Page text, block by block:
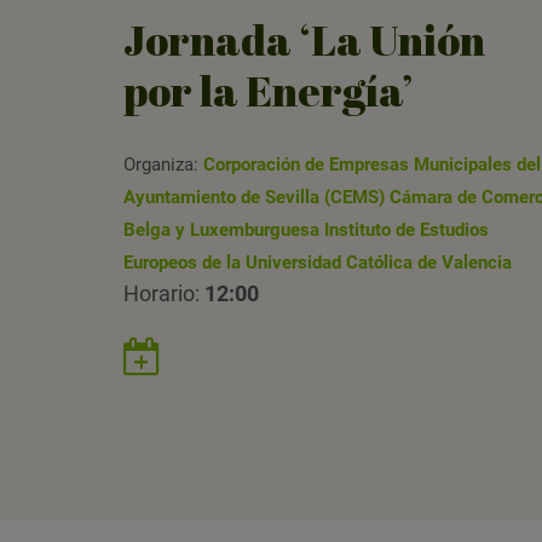
Jornada ‘La Unión
por la Energía’
Organiza: Corporación de Empresas Municipales del
Ayuntamiento de Sevilla (CEMS) Cámara de
Belga y Luxemburguesa Instituto de Estudios
Europeos de la Universidad Católica de Valencia
Horario: 12:00